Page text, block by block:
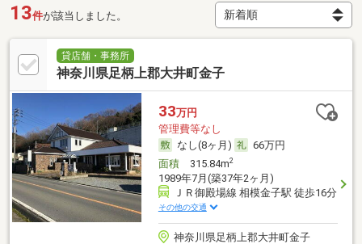
13件が該当しました。
貸店舗・事務所
神奈川県足柄上郡大井町金子
33万円
管理費等なし
なし(8ヶ月)
66万円
面積315.84m2
1989年7月(築37年2ヶ月)
ＪＲ御殿場線 相模金子駅 徒歩16分
その他の交通
神奈川県足柄上郡大井町金子